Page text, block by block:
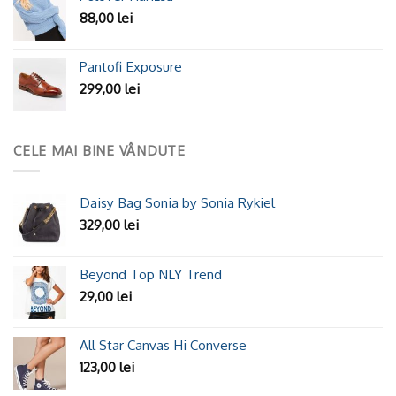
88,00 lei
Pantofi Exposure
299,00 lei
CELE MAI BINE VÂNDUTE
Daisy Bag Sonia by Sonia Rykiel
329,00 lei
Beyond Top NLY Trend
29,00 lei
All Star Canvas Hi Converse
123,00 lei